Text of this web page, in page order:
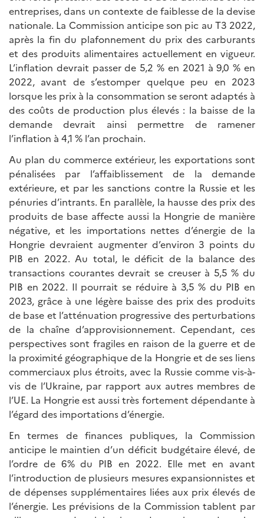
entreprises, dans un contexte de faiblesse de la devise
nationale. La Commission anticipe son pic au T3 2022,
après la fin du plafonnement du prix des carburants
et des produits alimentaires actuellement en vigueur.
L’inflation devrait passer de 5,2 % en 2021 à 9,0 % en
2022, avant de s’estomper quelque peu en 2023
lorsque les prix à la consommation se seront adaptés à
des coûts de production plus élevés : la baisse de la
demande devrait ainsi permettre de ramener
l’inflation à 4,1 % l’an prochain.
Au plan du commerce extérieur, les exportations sont
pénalisées par l’affaiblissement de la demande
extérieure, et par les sanctions contre la Russie et les
pénuries d’intrants. En parallèle, la hausse des prix des
produits de base affecte aussi la Hongrie de manière
négative, et les importations nettes d’énergie de la
Hongrie devraient augmenter d’environ 3 points du
PIB en 2022. Au total, le déficit de la balance des
transactions courantes devrait se creuser à 5,5 % du
PIB en 2022. Il pourrait se réduire à 3,5 % du PIB en
2023, grâce à une légère baisse des prix des produits
de base et l’atténuation progressive des perturbations
de la chaîne d’approvisionnement. Cependant, ces
perspectives sont fragiles en raison de la guerre et de
la proximité géographique de la Hongrie et de ses liens
commerciaux plus étroits, avec la Russie comme vis-à-
vis de l’Ukraine, par rapport aux autres membres de
l’UE. La Hongrie est aussi très fortement dépendante à
l’égard des importations d’énergie.
En termes de finances publiques, la Commission
anticipe le maintien d’un déficit budgétaire élevé, de
l’ordre de 6% du PIB en 2022. Elle met en avant
l’introduction de plusieurs mesures expansionnistes et
de dépenses supplémentaires liées aux prix élevés de
l’énergie. Les prévisions de la Commission tablent par